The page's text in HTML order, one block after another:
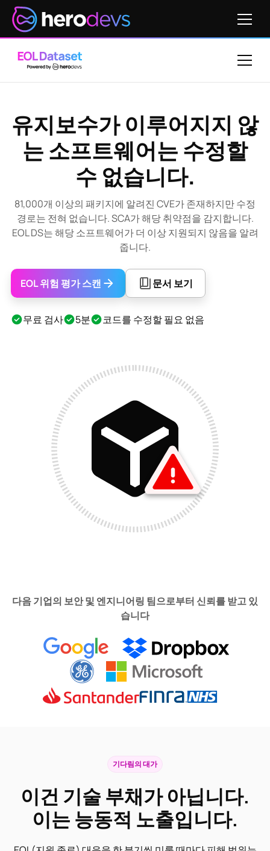
유지보수가 이루어지지 않
는 소프트웨어는 수정할
수 없습니다.
81,000개 이상의 패키지에 알려진 CVE가 존재하지만 수정
경로는 전혀 없습니다. SCA가 해당 취약점을 감지합니다.
EOL DS는 해당 소프트웨어가 더 이상 지원되지 않음을 알려
줍니다.
EOL 위험 평가 스캔 문서 보기
무료 검사 5분 코드를 수정할 필요 없음
다음 기업의 보안 및 엔지니어링 팀으로부터 신뢰를 받고 있
습니다
기다림의 대가
이건 기술 부채가 아닙니다.
이는 능동적 노출입니다.